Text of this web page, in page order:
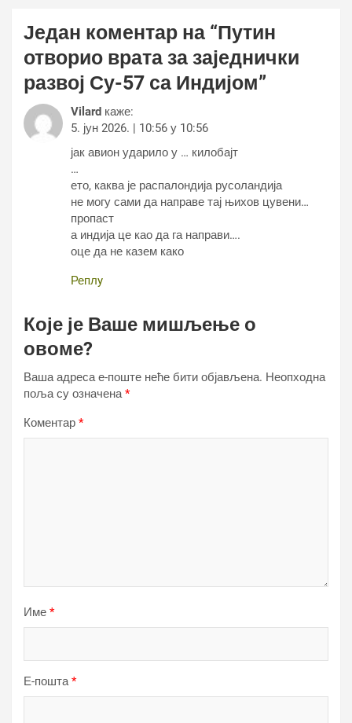
Један коментар на “Путин
отворио врата за заједнички
развој Су-57 са Индијом”
Vilard каже:
5. јун 2026. | 10:56 у 10:56
јак авион ударило у … килобајт
…
ето, каква је распалондија русоландија
не могу сами да направе тај њихов цувени…
пропаст
а индија це као да га направи….
оце да не казем како
Реплy
Које је Ваше мишљење о
овоме?
Ваша адреса е-поште неће бити објављена. Неопходна
поља су означена*
Коментар *
Име *
Е-пошта*